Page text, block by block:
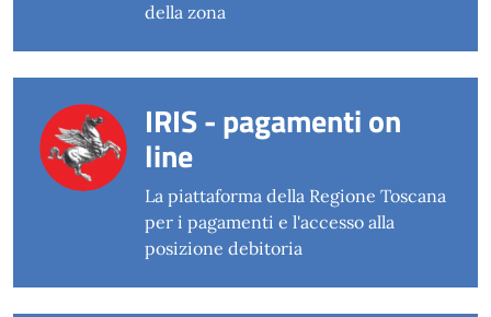
della zona
IRIS - pagamenti on
line
La piattaforma della Regione Toscana
per i pagamenti e l'accesso alla
posizione debitoria